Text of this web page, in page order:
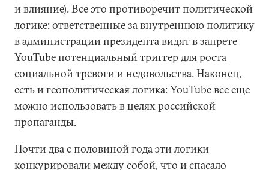
и влияние). Все это противоречит политической
логике: ответственные за внутреннюю политику
в администрации президента видят в запрете
YouTube потенциальный триггер для роста
социальной тревоги и недовольства. Наконец,
есть и геополитическая логика: YouTube все еще
можно использовать в целях российской
пропаганды.
Почти два с половиной года эти логики
конкурировали между собой, что и спасало